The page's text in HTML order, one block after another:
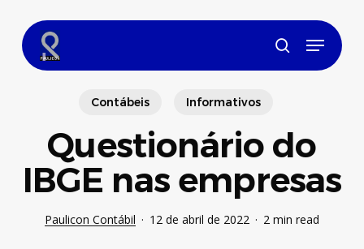
main
content
search
Menu
Contábeis Informativos
Questionário do
IBGE nas empresas
Paulicon Contábil 12 de abril de 2022 2 min read